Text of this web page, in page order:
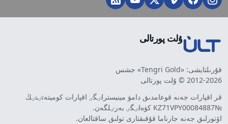
ۇلت پورتالى
قۇرىلتايشى: «Tengri Gold» جشس
2012-2026 © ۇلت پورتالى
قر اقپارات جەنە قوعامدىق دامۋ مينيسترلٸگٸ اقپارات كوميتەتٸنٸڭ
№KZ71VPY00084887 كۋەلٸگٸ بەرٸلگەن.
اۆتورلىق جەنە جارناما قۇقىقتارى تولىق ساقتالعان.